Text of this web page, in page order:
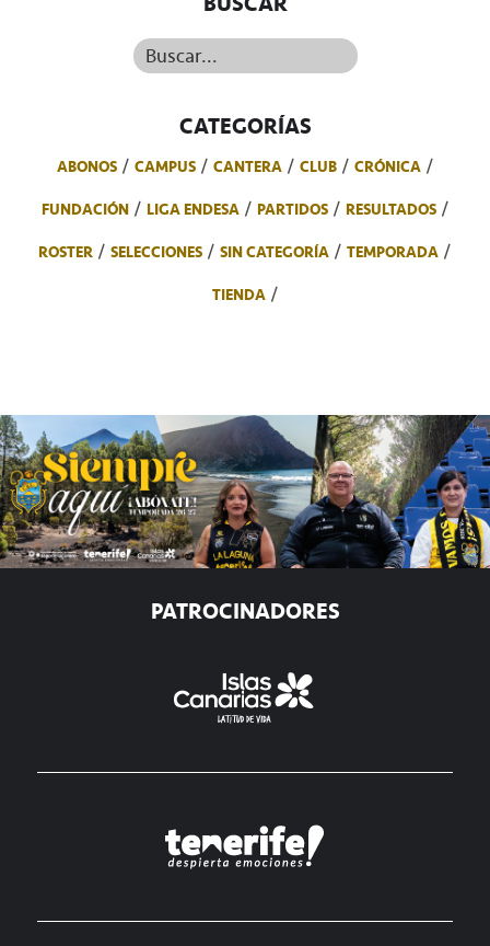
Buscar...
CATEGORÍAS
ABONOS CAMPUS CANTERA CLUB
CRÓNICA
FUNDACIÓN
LIGA ENDESA PARTIDOS
RESULTADOS
ROSTER
SELECCIONES SIN CATEGORÍA
TEMPORADA
TIENDA
PATROCINADORES